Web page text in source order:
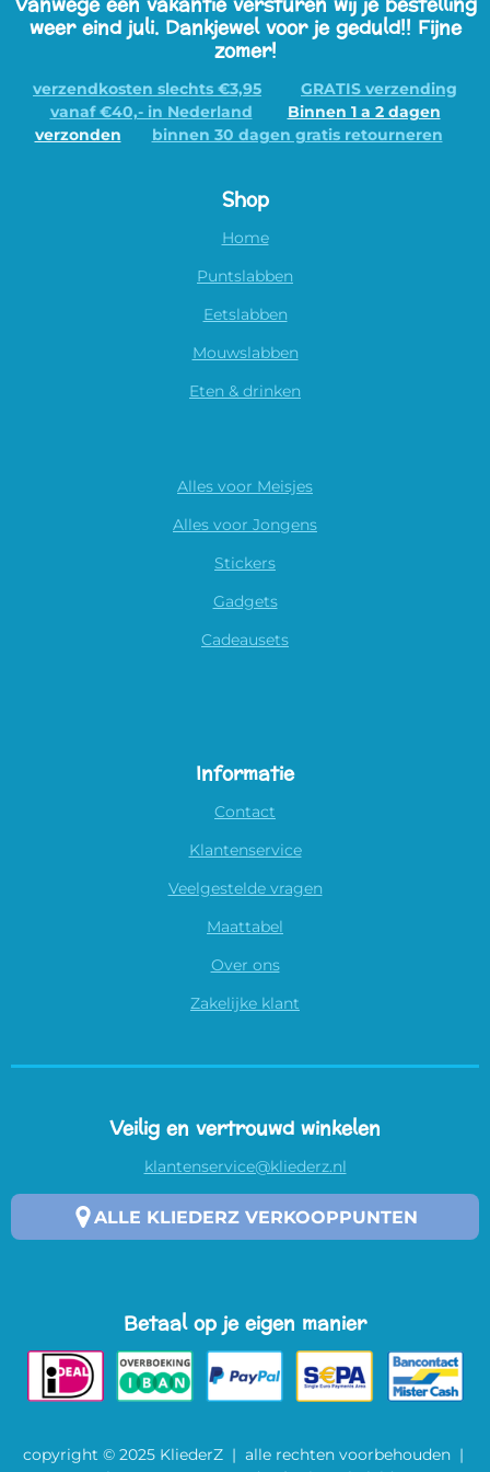
weer eind juli. Dankjewel voor je geduld!! Fijne
zomer!
verzendkosten slechts €3,95
GRATIS verzending
vanaf €40,- in Nederland
Binnen 1 a 2 dagen
verzonden
binnen 30 dagen gratis retourneren
Shop
Home
Puntslabben
Eetslabben
Mouwslabben
Eten & drinken
Alles voor Meisjes
Alles voor Jongens
Stickers
Gadgets
Cadeausets
Informatie
Contact
Klantenservice
Veelgestelde vragen
Maattabel
Over ons
Zakelijke klant
Veilig en vertrouwd winkelen
klantenservice@kliederz.nl
ALLE KLIEDERZ VERKOOPPUNTEN
Betaal op je eigen manier
copyright © 2025 KliederZ | alle rechten voorbehouden |